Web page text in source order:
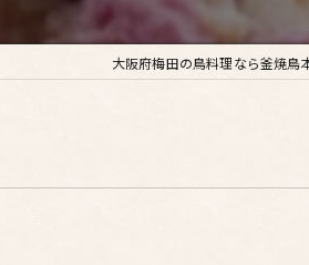
大阪府梅田の鳥料理なら釜焼鳥